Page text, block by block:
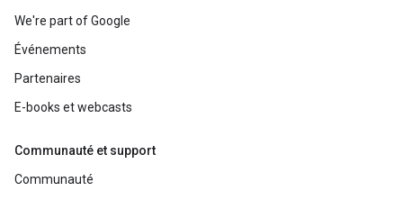
We're part of Google
Événements
Partenaires
E-books et webcasts
Communauté et support
Communauté